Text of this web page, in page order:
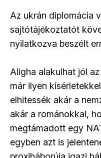
Az ukrán diplomácia
sajtótájékoztatót
nyilatkozva beszélt
Aligha alakulhat jól
már ilyen
elhitessék akár a
akár a románokkal,
megtámadott egy
egyben azt is